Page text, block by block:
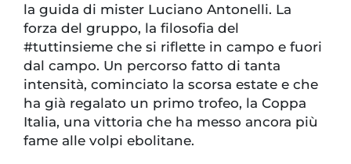
la guida di mister Luciano Antonelli. La
forza del gruppo, la filosofia del
#tuttinsieme che si riflette in campo e fuori
dal campo. Un percorso fatto di tanta
intensità, cominciato la scorsa estate e che
ha già regalato un primo trofeo, la Coppa
Italia, una vittoria che ha messo ancora più
fame alle volpi ebolitane.